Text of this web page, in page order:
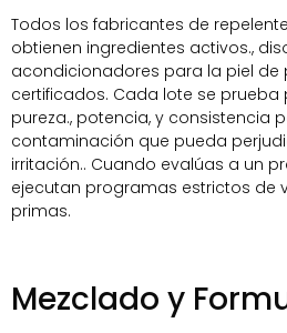
Todos los fabricantes de
obtienen ingredientes activos.,
acondicionadores para la piel de
certificados. Cada lote se prueba
pureza., potencia, y consistencia
contaminación que pueda
irritación.. Cuando evalúas a un
ejecutan programas estrictos de
primas.
Mezclado y